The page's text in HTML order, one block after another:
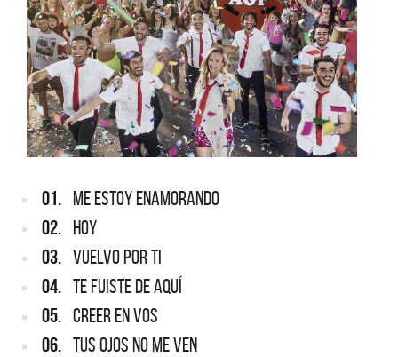
01. ME ESTOY ENAMORANDO
02. HOY
03. VUELVO POR TI
04. TE FUISTE DE AQUÍ
05. CREER EN VOS
06. TUS OJOS NO ME VEN